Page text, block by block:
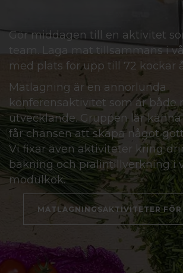
Gör middagen till en aktivitet
team. Laga mat tillsammans i
med plats för upp till 72 kockar
Matlagning är en annorlunda
konferensaktivitet som är både
utvecklande. Gruppen lär
får chansen att skapa något
Vi fixar även aktiviteter kring
bakning och pralintillverkning i
modulkök.
MATLAGNINGSAKTIVITETER FÖR